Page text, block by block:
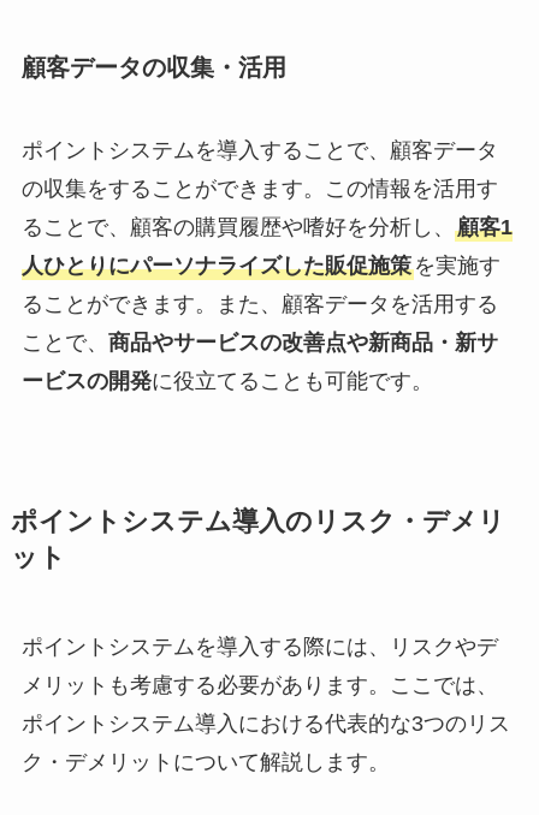
顧客データの収集・活用
ポイントシステムを導入することで、顧客データ
の収集をすることができます。この情報を活用す
ることで、顧客の購買履歴や嗜好を分析し、 顧客1
人ひとりにパーソナライズした販促施策を実施す
ることができます。また、顧客データを活用する
ことで、 商品やサービスの改善点や新商品・新サ
ービスの開発に役立てることも可能です。
ポイントシステム導入のリスク・デメリ
ット
ポイントシステムを導入する際には、リスクやデ
メリットも考慮する必要があります。ここでは、
ポイントシステム導入における代表的な3つのリス
ク・デメリットについて解説します。